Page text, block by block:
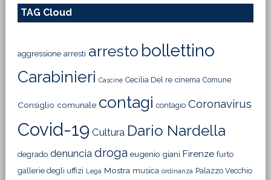
TAG Cloud
aggressione arresti arresto bollettino
Carabinieri Cascine Cecilia Del re cinema Comune
Consiglio comunale contagi contagio Coronavirus
Covid-19 Cultura Dario Nardella
degrado denuncia droga eugenio giani Firenze furto
gallerie degli uffizi Lega Mostra musica ordinanza Palazzo Vecchio